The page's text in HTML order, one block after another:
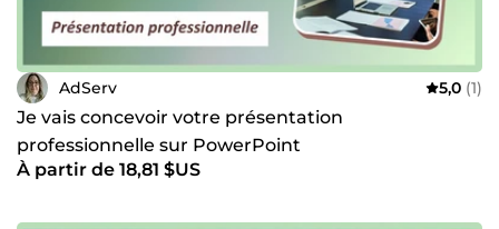
AdServ 5,0 (1)
Je vais concevoir votre présentation
professionnelle sur PowerPoint
À partir de 18,81 $US